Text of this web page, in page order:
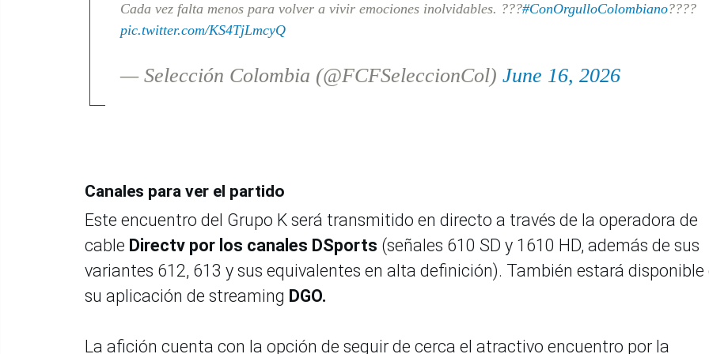
Cada vez falta menos para volver a vivir emociones inolvidables. ???#ConOrgulloColombiano????
pic.twitter.com/KS4TjLmcyQ
— Selección Colombia (@FCFSeleccionCol) June 16, 2026
Canales para ver el partido
Este encuentro del Grupo K será transmitido en directo a través de la operadora de
cable Directv por los canales DSports (señales 610 SD y 1610 HD, además de sus
variantes 612, 613 y sus equivalentes en alta definición). También estará disponible
su aplicación de streaming DGO.
La afición cuenta con la opción de seguir de cerca el atractivo encuentro por la